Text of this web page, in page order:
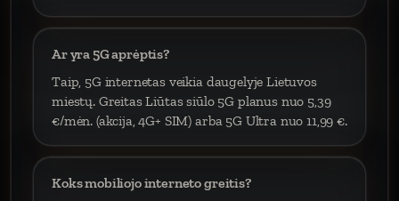
Ar yra 5G aprėptis?
Taip, 5G internetas veikia daugelyje Lietuvos
miestų. Greitas Liūtas siūlo 5G planus nuo 5,39
€/mėn. (akcija, 4G+ SIM) arba 5G Ultra nuo 11,99 €.
Koks mobiliojo interneto greitis?